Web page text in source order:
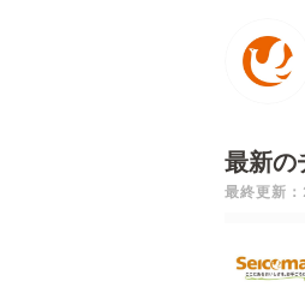
最新の
最終更新